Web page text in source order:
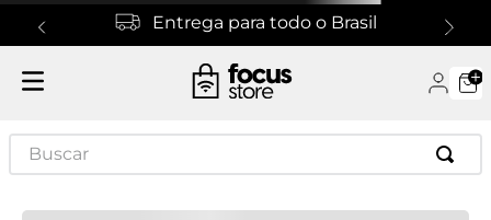
Entrega para todo o Brasil
Buscar
Especificações